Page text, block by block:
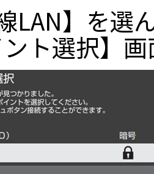
LAN】を
ト選択】